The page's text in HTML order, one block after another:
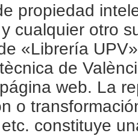
propiedad
cualquier otro
«Librería
de
web. La
o
constituye